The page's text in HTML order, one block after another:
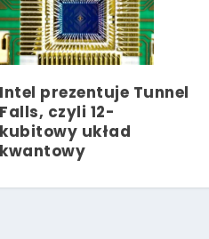
Intel prezentuje Tunnel
Falls, czyli 12-
kubitowy układ
kwantowy